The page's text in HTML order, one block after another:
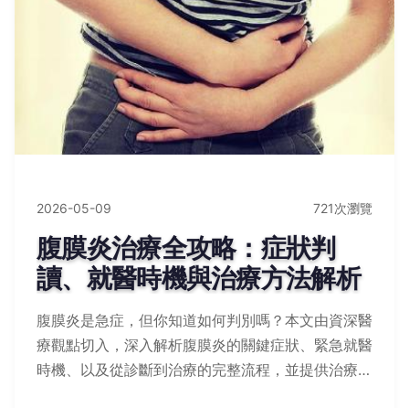
2026-05-09 721次瀏覽
腹膜炎治療全攻略：症狀判
讀、就醫時機與治療方法解析
腹膜炎是急症，但你知道如何判別嗎？本文由資深醫
療觀點切入，深入解析腹膜炎的關鍵症狀、緊急就醫
時機、以及從診斷到治療的完整流程，並提供治療後